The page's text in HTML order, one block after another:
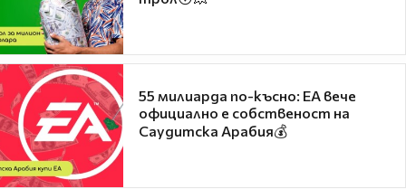
55 милиарда по-късно: EA вече
официално е собственост на
Саудитска Арабия💰